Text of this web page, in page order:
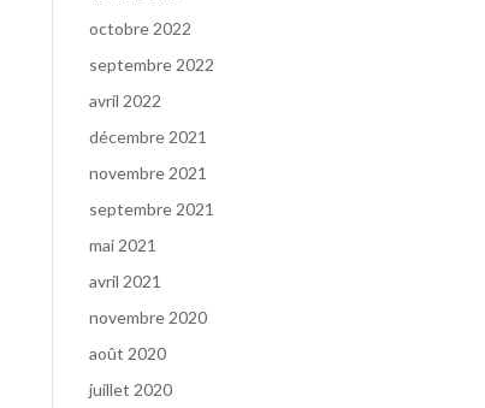
octobre 2022
septembre 2022
avril 2022
décembre 2021
novembre 2021
septembre 2021
mai 2021
avril 2021
novembre 2020
août 2020
juillet 2020